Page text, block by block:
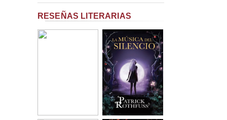
RESEÑAS LITERARIAS